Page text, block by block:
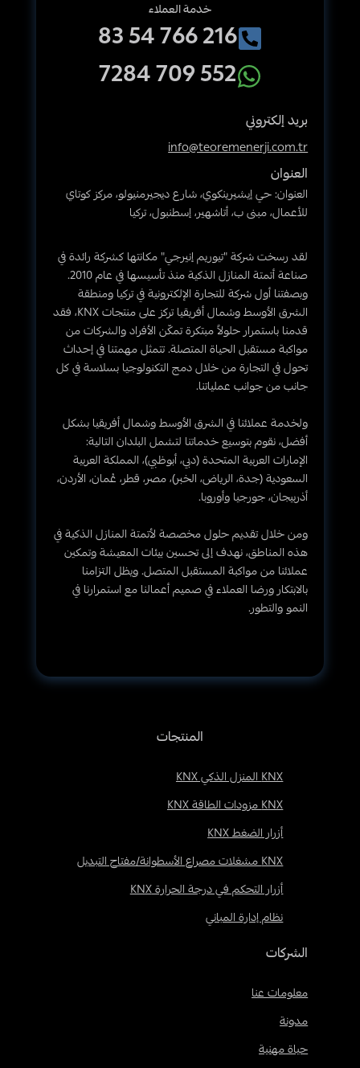
خدمة العملاء
216 766 54 83
552 709 7284
بريد إلكتروني
info@teoremenerji.com.tr
العنوان
العنوان: حي إيشيرينكوي، شارع ديجيرمنيولو، مركز كوتاي
للأعمال، مبنى ب، أتاشهير، إسطنبول، تركيا
لقد رسخت شركة "تيوريم إنيرجي" مكانتها كشركة رائدة في
صناعة أتمتة المنازل الذكية منذ تأسيسها في عام 2010.
وبصفتنا أول شركة للتجارة الإلكترونية في تركيا ومنطقة
الشرق الأوسط وشمال أفريقيا تركز على منتجات KNX، فقد
قدمنا باستمرار حلولاً مبتكرة تمكّن الأفراد والشركات من
مواكبة مستقبل الحياة المتصلة. تتمثل مهمتنا في إحداث
تحول في التجارة من خلال دمج التكنولوجيا بسلاسة في كل
جانب من جوانب عملياتنا.
ولخدمة عملائنا في الشرق الأوسط وشمال أفريقيا بشكل
أفضل، نقوم بتوسيع خدماتنا لتشمل البلدان التالية:
الإمارات العربية المتحدة (دبي، أبوظبي)، المملكة العربية
السعودية (جدة، الرياض، الخبر)، مصر، قطر، عُمان، الأردن،
أذربيجان، جورجيا وأوروبا.
ومن خلال تقديم حلول مخصصة لأتمتة المنازل الذكية في
هذه المناطق، نهدف إلى تحسين بيئات المعيشة وتمكين
عملائنا من مواكبة المستقبل المتصل. ويظل التزامنا
بالابتكار ورضا العملاء في صميم أعمالنا مع استمرارنا في
النمو والتطور.
المنتجات
KNX المنزل الذكي KNX
KNX مزودات الطاقة KNX
أزرار الضغط KNX
KNX مشغلات مصراع الأسطوانة/مفتاح التبديل
أزرار التحكم في درجة الحرارة KNX
نظام إدارة المباني
الشركات
معلومات عنا
مدونة
حياة مهنية